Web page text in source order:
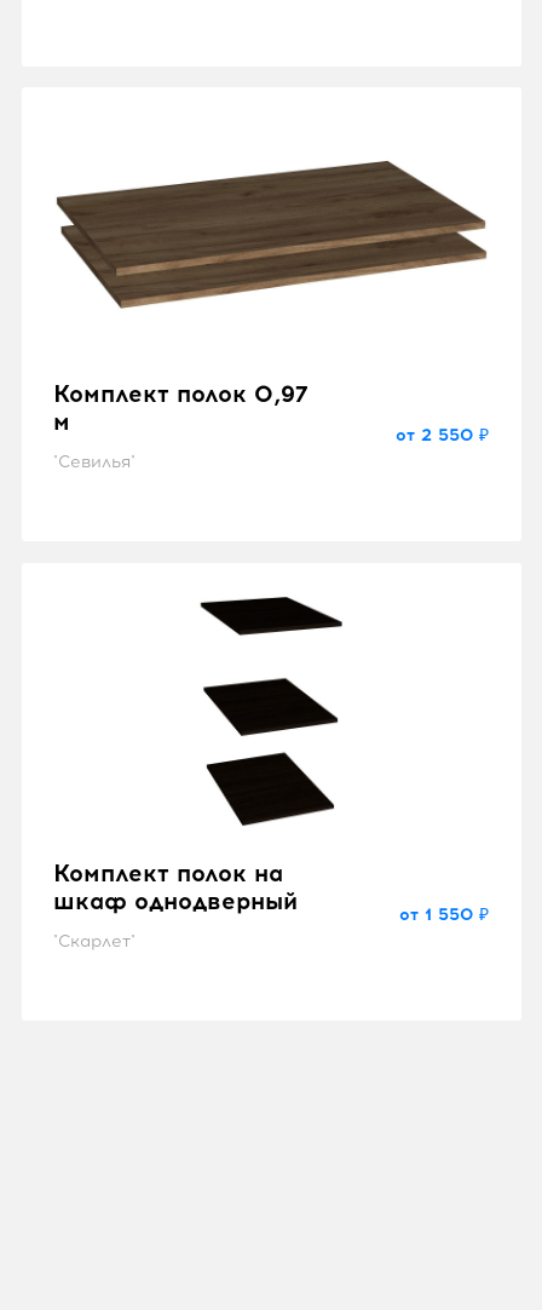
Комплект полок 0,97
м
"Севилья"
от 2 550 ₽
Комплект полок на
шкаф однодверный
"Скарлет"
от 1 550 ₽